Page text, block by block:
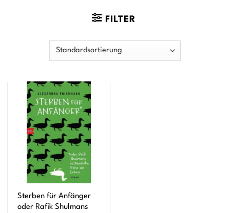
FILTER
Sterben für Anfänger
oder Rafik Shulmans